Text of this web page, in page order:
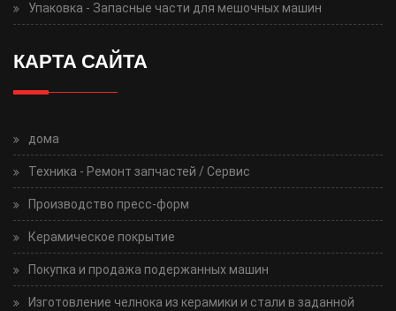
Упаковка - Запасные части для мешочных машин
КАРТА САЙТА
дома
Техника - Ремонт запчастей / Сервис
Производство пресс-форм
Керамическое покрытие
Покупка и продажа подержанных машин
Изготовление челнока из керамики и стали в заданной